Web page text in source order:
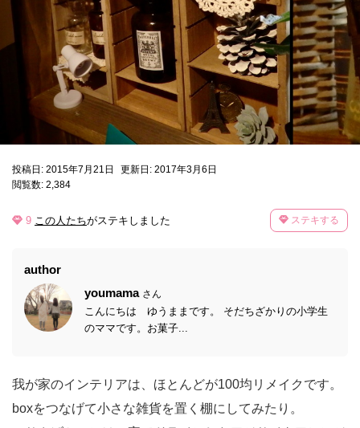
投稿日: 2015年7月21日
更新日: 2017年3月6日
閲覧数: 2,384
9 この人たちがステキしました ステキする
author
youmama さん
こんにちは ゆうままです。 そだちざかりの小学生
のママです。お菓子...
我が家のインテリアは、ほとんどが100均リメイクです。
boxをつなげて小さな雑貨を置く棚にしてみたり。